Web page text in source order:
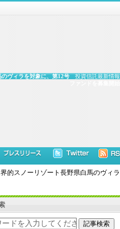
投資信託最新情報
ヴィラを対象に、第12号
的スノーリゾート長野県白馬のヴィ